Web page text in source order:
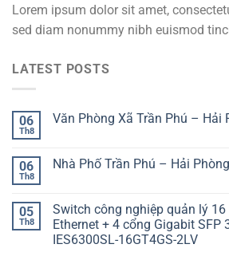
Lorem ipsum dolor sit amet,
sed diam nonummy nibh euismod
LATEST POSTS
06
Th8
Văn Phòng Xã Trần Phú – Hải
06
Th8
Nhà Phố Trần Phú – Hải Phòng
05
Th8
Switch công nghiệp quản lý
Ethernet + 4 cổng Gigabit SFP
IES6300SL-16GT4GS-2LV